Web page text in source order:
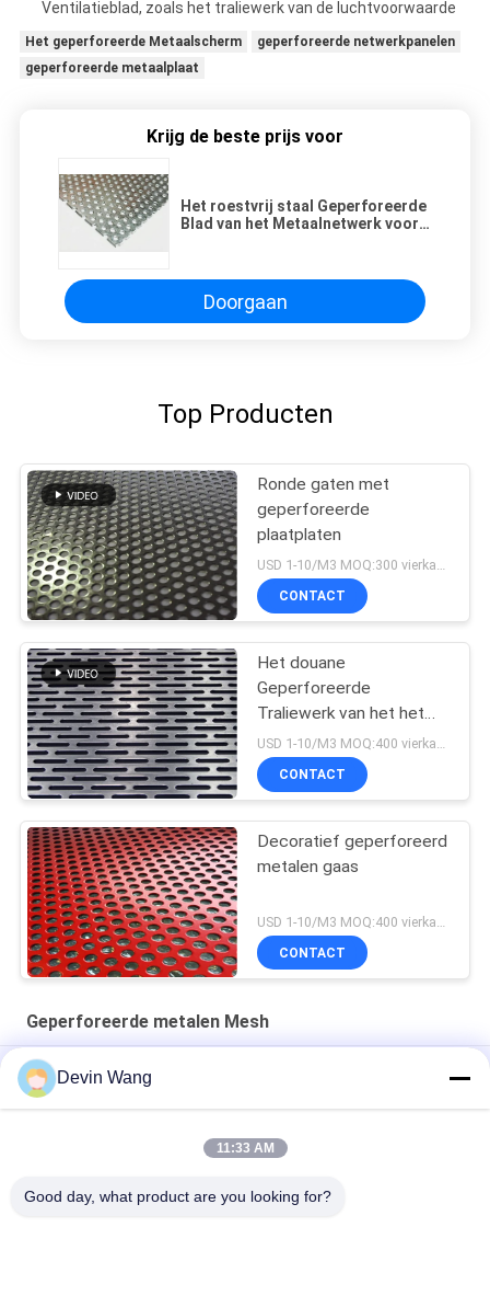
Ventilatieblad, zoals het traliewerk van de luchtvoorwaarde
Het geperforeerde Metaalscherm
geperforeerde netwerkpanelen
geperforeerde metaalplaat
Krijg de beste prijs voor
Het roestvrij staal Geperforeerde
Blad van het Metaalnetwerk voor
Doorgaan
Top Producten
Ronde gaten met
geperforeerde
plaatplaten
USD 1-10/M3 MOQ:300 vierkante meteres
CONTACT
Het douane
Geperforeerde
Traliewerk van het het
Roestvrije staal
Decoratieve Metaal van
het Metaalblad
CONTACT
Decoratief geperforeerd
metalen gaas
CONTACT
Geperforeerde metalen Mesh
Hexagonaal Geperforeerd Metaalnetwerk,
Lichtgewichtaluminium Geperforeerd Metaalblad
Devin Wang
11:33 AM
Good day, what product are you looking for?